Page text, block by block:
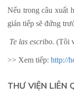
Nếu trong câu xuất
gián tiếp sẽ đứng
Te las escribo. (Tôi
>> Xem tiếp: http://
THƯ VIỆN LIÊN